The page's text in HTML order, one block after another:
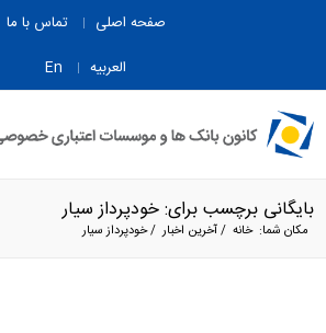
صفحه اصلی
تماس با ما
العربیه
En
بایگانی برچسب برای: خودپرداز سیار
مکان شما: خانه /آخرین اخبار /خودپرداز سیار